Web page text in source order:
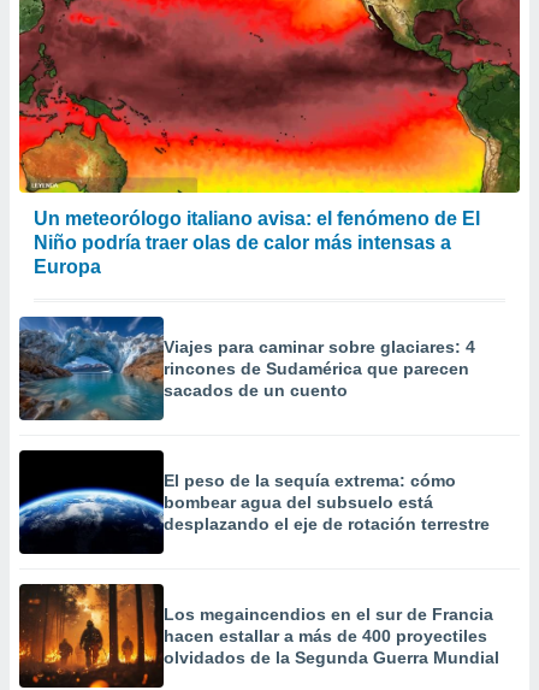
Un meteorólogo italiano avisa: el fenómeno de El
Niño podría traer olas de calor más intensas a
Europa
Viajes para caminar sobre glaciares: 4
rincones de Sudamérica que parecen
sacados de un cuento
El peso de la sequía extrema: cómo
bombear agua del subsuelo está
desplazando el eje de rotación terrestre
Los megaincendios en el sur de Francia
hacen estallar a más de 400 proyectiles
olvidados de la Segunda Guerra Mundial